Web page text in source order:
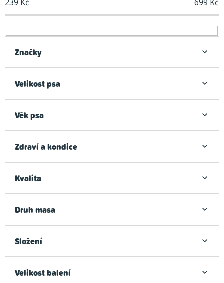
p
r
o
u
t
239 Kč 699 Kč
Značky
Velikost psa
Věk psa
Zdraví a kondice
Kvalita
Druh masa
Složení
Velikost balení